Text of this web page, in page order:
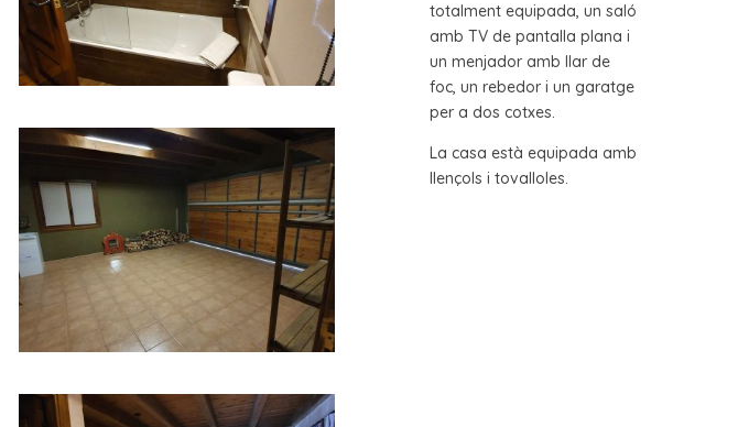
totalment equipada, un saló
amb TV de pantalla plana i
un menjador amb llar de
foc, un rebedor i un garatge
per a dos cotxes.
La casa està equipada amb
llençols i tovalloles.